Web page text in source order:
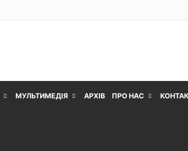
МУЛЬТИМЕДІЯ АРХІВ ПРО НАС